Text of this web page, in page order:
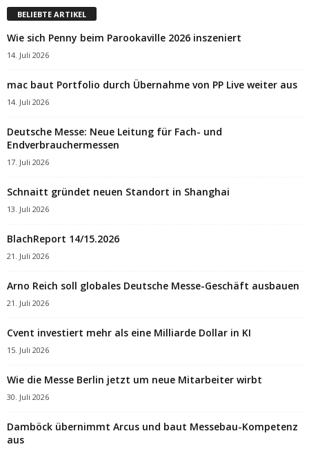
BELIEBTE ARTIKEL
Wie sich Penny beim Parookaville 2026 inszeniert
14. Juli 2026
mac baut Portfolio durch Übernahme von PP Live weiter aus
14. Juli 2026
Deutsche Messe: Neue Leitung für Fach- und
Endverbrauchermessen
17. Juli 2026
Schnaitt gründet neuen Standort in Shanghai
13. Juli 2026
BlachReport 14/15.2026
21. Juli 2026
Arno Reich soll globales Deutsche Messe-Geschäft ausbauen
21. Juli 2026
Cvent investiert mehr als eine Milliarde Dollar in KI
15. Juli 2026
Wie die Messe Berlin jetzt um neue Mitarbeiter wirbt
30. Juli 2026
Damböck übernimmt Arcus und baut Messebau-Kompetenz
aus